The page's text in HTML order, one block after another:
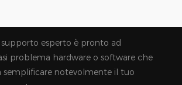
esperto è pronto ad
problema hardware o software che
semplificare notevolmente il tuo